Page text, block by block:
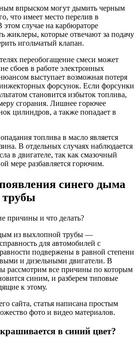
впрыском могут дымить черным
что имеет место перелив в
случае на карбюраторе
жиклеры, которые отвечают за подачу
игольчатый клапан.
переобогащение смеси может
сбоев в работе электронных
выступает возможная потеря
форсунок. Если форсунки
становится избыток топлива,
сгорания. Лишнее горючее
цилиндров, а также попадает в
топлива в масло является
В отдельных случаях наблюдается
в двигателе, так как смазочный
мере разбавляется горючим.
синего дыма
из выхлопной трубы —
для автомобилей с
подвержены в равной степени
и дизельными двигатели. В
рассмотрим все причины по которым
синим, и разберем типовые
к этому.
сайта, статья написана простым
фото и видео материалов.
в синий цвет?